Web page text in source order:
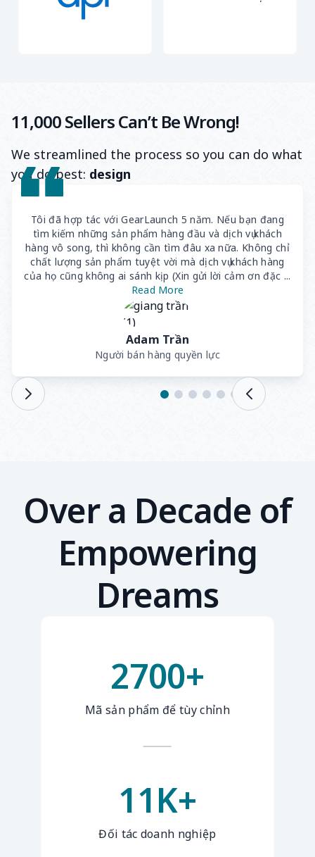
11,000 Sellers Can’t Be Wrong!
We streamlined the process so you can do what
you do best: design
Tôi đã hợp tác với GearLaunch 5 năm. Nếu bạn đang
tìm kiếm những sản phẩm hàng đầu và dịch vụ khách
hàng vô song, thì không cần tìm đâu xa nữa. Không chỉ
chất lượng sản phẩm tuyệt vời mà dịch vụ khách hàng
của họ cũng không ai sánh kịp (Xin gửi lời cảm ơn đặc ...
Read More
Adam Trần
Người bán hàng quyền lực
Over a Decade of
Empowering
Dreams
2700+
Mã sản phẩm để tùy chỉnh
11K+
Đối tác doanh nghiệp